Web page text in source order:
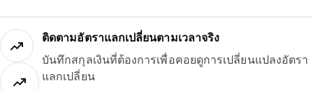
ติดตามอัตราแลกเปลี่ยนตามเวลาจริง
บันทึกสกุลเงินที่ต้องการเพื่อคอยดูการเปลี่ยนแปลงอัตรา
แลกเปลี่ยน